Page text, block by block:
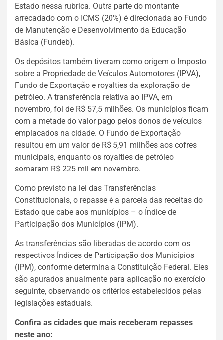
Estado nessa rubrica. Outra parte do montante
arrecadado com o ICMS (20%) é direcionada ao Fundo
de Manutenção e Desenvolvimento da Educação
Básica (Fundeb).
Os depósitos também tiveram como origem o Imposto
sobre a Propriedade de Veículos Automotores (IPVA),
Fundo de Exportação e royalties da exploração de
petróleo. A transferência relativa ao IPVA, em
novembro, foi de R$ 57,5 milhões. Os municípios ficam
com a metade do valor pago pelos donos de veículos
emplacados na cidade. O Fundo de Exportação
resultou em um valor de R$ 5,91 milhões aos cofres
municipais, enquanto os royalties de petróleo
somaram R$ 225 mil em novembro.
Como previsto na lei das Transferências
Constitucionais, o repasse é a parcela das receitas do
Estado que cabe aos municípios – o Índice de
Participação dos Municípios (IPM).
As transferências são liberadas de acordo com os
respectivos Índices de Participação dos Municípios
(IPM), conforme determina a Constituição Federal. Eles
são apurados anualmente para aplicação no exercício
seguinte, observando os critérios estabelecidos pelas
legislações estaduais.
Confira as cidades que mais receberam repasses
neste ano: